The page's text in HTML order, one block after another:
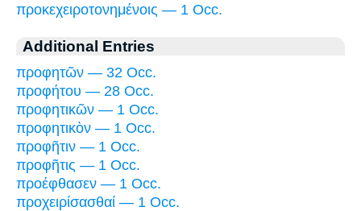
προκεχειροτονημένοις — 1 Occ.
Additional Entries
προφητῶν — 32 Occ.
προφήτου — 28 Occ.
προφητικῶν — 1 Occ.
προφητικὸν — 1 Occ.
προφῆτιν — 1 Occ.
προφῆτις — 1 Occ.
προέφθασεν — 1 Occ.
προχειρίσασθαί — 1 Occ.